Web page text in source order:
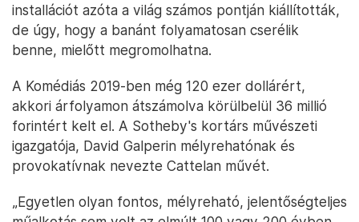
installációt azóta a világ számos pontján kiállították,
de úgy, hogy a banánt folyamatosan cserélik
benne, mielőtt megromolhatna.
A Komédiás 2019-ben még 120 ezer dollárért,
akkori árfolyamon átszámolva körülbelül 36 millió
forintért kelt el. A Sotheby's kortárs művészeti
igazgatója, David Galperin mélyrehatónak és
provokatívnak nevezte Cattelan művét.
„Egyetlen olyan fontos, mélyreható, jelentőségteljes